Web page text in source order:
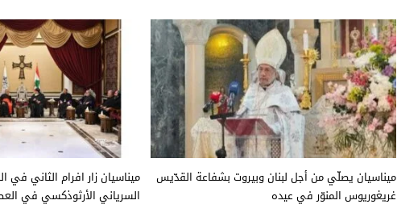
ميناسيان يصلّي من أجل لبنان وبيروت بشفاعة القدّيس
غريغوريوس المنوّر في عيده
ميناسيان زار افرام الثاني في
السرياني الأرثوذكسي في